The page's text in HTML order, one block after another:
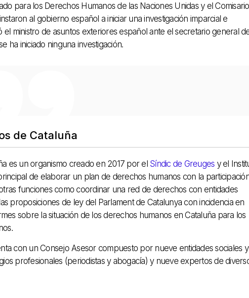
para los Derechos Humanos de las Naciones Unidas y el Comisario
al gobierno español a iniciar una investigación imparcial e
ministro de asuntos exteriores español ante el secretario general
ha iniciado ninguna investigación.
de Cataluña
es un organismo creado en 2017 por el Síndic de Greuges y el
de elaborar un plan de derechos humanos con la
funciones como coordinar una red de derechos con entidades
proposiciones de ley del Parlament de Catalunya con incidencia en
sobre la situación de los derechos humanos en Cataluña para los
con un Consejo Asesor compuesto por nueve entidades sociales y
profesionales (periodistas y abogacía) y nueve expertos de